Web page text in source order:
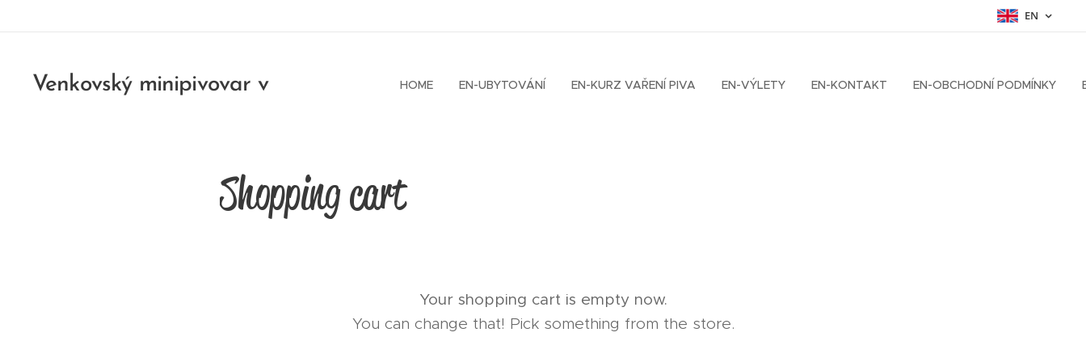
EN
Venkovský minipivovar v
HOME EN-UBYTOVÁNÍ EN-KURZ VAŘENÍ PIVA EN-VÝLETY EN-KONTAKT EN-OBCHODNÍ PODMÍNKY
Shopping cart
Your shopping cart is empty now.
You can change that! Pick something from the store.